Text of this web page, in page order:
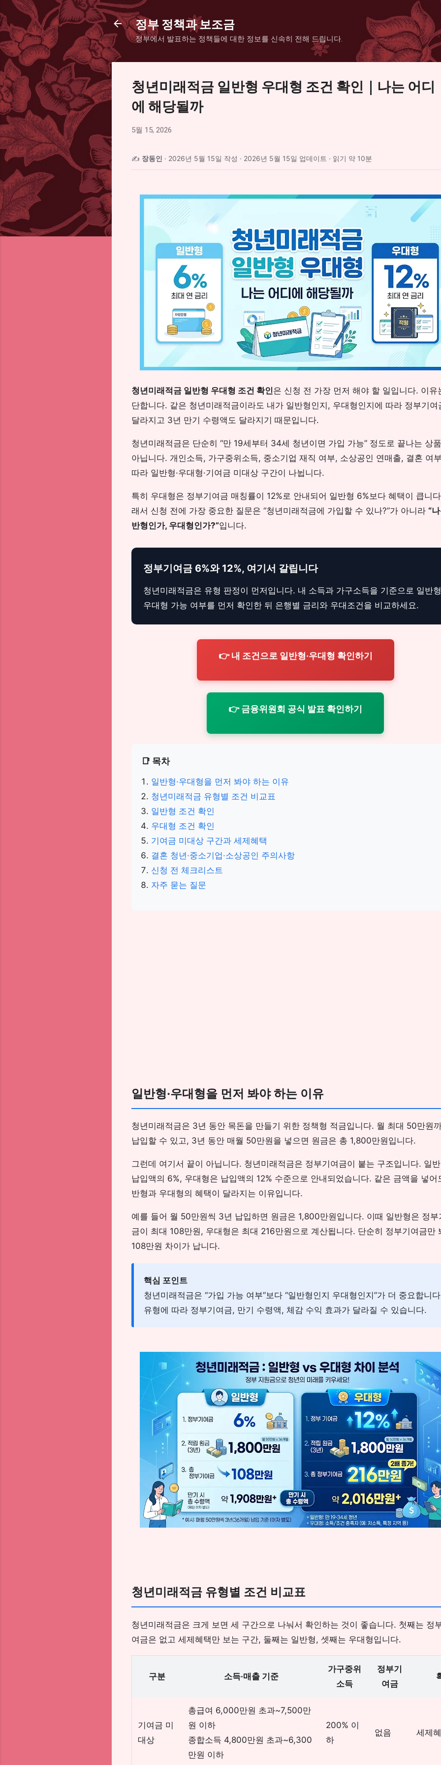
정부 정책과 보조금
정부에서 발표하는 정책들에 대한 정보를 신속히 전해 드립니다.
청년미래적금 일반형 우대형 조건 확인｜나는 어디
에 해당될까
5월 15, 2026
✍️ 장동인 · 2026년 5월 15일 작성 · 2026년 5월 15일 업데이트 · 읽기 약 10분
청년미래적금 일반형 우대형 조건 확인은 신청 전 가장 먼저 해야 할 일입니다. 이유
단합니다. 같은 청년미래적금이라도 내가 일반형인지, 우대형인지에 따라 정부기여
달라지고 3년 만기 수령액도 달라지기 때문입니다.
청년미래적금은 단순히 “만 19세부터 34세 청년이면 가입 가능” 정도로 끝나는 상
아닙니다. 개인소득, 가구중위소득, 중소기업 재직 여부, 소상공인 연매출, 결혼 여
따라 일반형·우대형·기여금 미대상 구간이 나뉩니다.
특히 우대형은 정부기여금 매칭률이 12%로 안내되어 일반형 6%보다 혜택이 큽니
래서 신청 전에 가장 중요한 질문은 “청년미래적금에 가입할 수 있나?”가 아니라 “
반형인가, 우대형인가?”입니다.
정부기여금 6%와 12%, 여기서 갈립니다
청년미래적금은 유형 판정이 먼저입니다. 내 소득과 가구소득을 기준으로 일반형
우대형 가능 여부를 먼저 확인한 뒤 은행별 금리와 우대조건을 비교하세요.
👉 내 조건으로 일반형·우대형 확인하기
👉 금융위원회 공식 발표 확인하기
📑 목차
일반형·우대형을 먼저 봐야 하는 이유
청년미래적금 유형별 조건 비교표
일반형 조건 확인
우대형 조건 확인
기여금 미대상 구간과 세제혜택
결혼 청년·중소기업·소상공인 주의사항
신청 전 체크리스트
자주 묻는 질문
일반형·우대형을 먼저 봐야 하는 이유
청년미래적금은 3년 동안 목돈을 만들기 위한 정책형 적금입니다. 월 최대 50만원
납입할 수 있고, 3년 동안 매월 50만원을 넣으면 원금은 총 1,800만원입니다.
그런데 여기서 끝이 아닙니다. 청년미래적금은 정부기여금이 붙는 구조입니다. 일
납입액의 6%, 우대형은 납입액의 12% 수준으로 안내되었습니다. 같은 금액을 넣어
반형과 우대형의 혜택이 달라지는 이유입니다.
예를 들어 월 50만원씩 3년 납입하면 원금은 1,800만원입니다. 이때 일반형은 정부
금이 최대 108만원, 우대형은 최대 216만원으로 계산됩니다. 단순히 정부기여금만
108만원 차이가 납니다.
핵심 포인트
청년미래적금은 “가입 가능 여부”보다 “일반형인지 우대형인지”가 더 중요합니
유형에 따라 정부기여금, 만기 수령액, 체감 수익 효과가 달라질 수 있습니다.
청년미래적금 유형별 조건 비교표
청년미래적금은 크게 보면 세 구간으로 나눠서 확인하는 것이 좋습니다. 첫째는 정
여금은 없고 세제혜택만 보는 구간, 둘째는 일반형, 셋째는 우대형입니다.
구분 소득·매출 기준
가구중위
소득
정부기
여금
기여금 미
대상
총급여 6,000만원 초과~7,500만
원 이하
종합소득 4,800만원 초과~6,300
만원 이하
200% 이
하
없음 세제